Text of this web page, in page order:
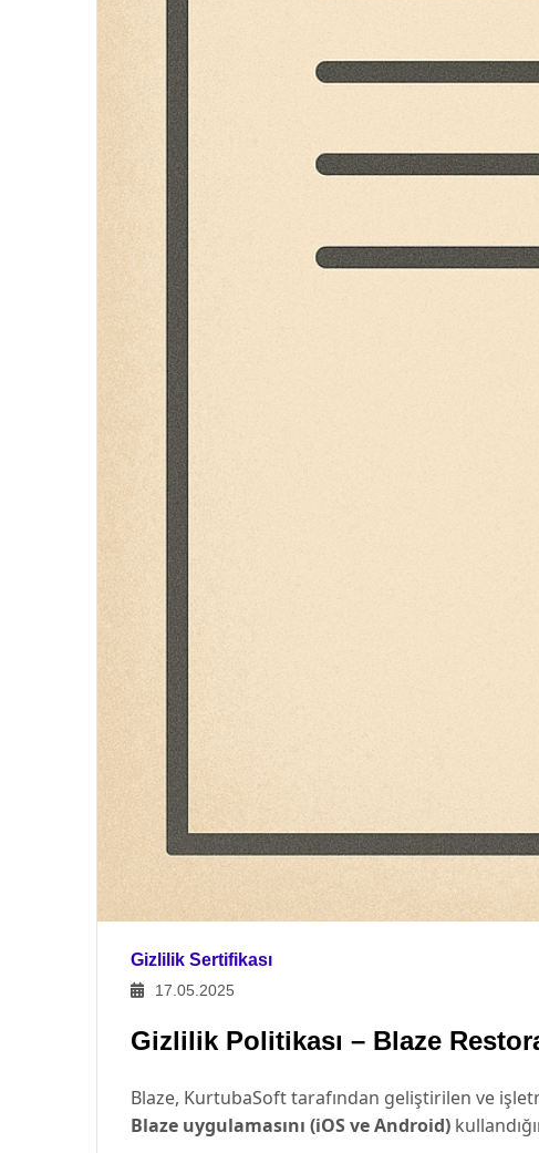
Gizlilik Sertifikası
17.05.2025
Gizlilik Politikası – Blaze
Blaze, KurtubaSoft tarafından geliştirilen ve
Blaze uygulamasını (iOS ve Android)